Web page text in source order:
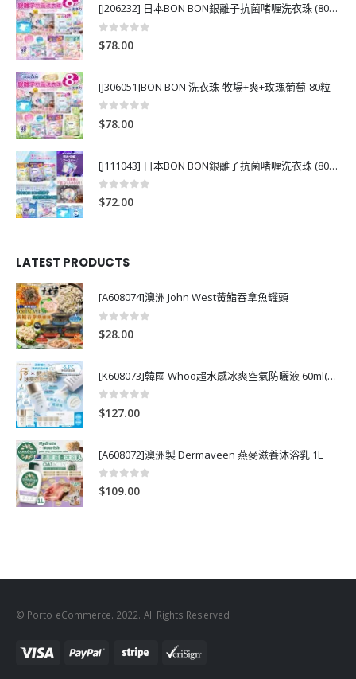
[J206232] 日本BON BON銀離子抗菌啫喱洗衣珠 (80粒)
0
$78.00
[J306051]BON BON 洗衣珠-牧場+爽+玫瑰葡萄-80粒
0
$78.00
[J111043] 日本BON BON銀離子抗菌啫喱洗衣珠 (80粒)
0out of 5
$72.00
LATEST PRODUCTS
[A608074]澳洲 John West黃鮨吞拿魚罐頭
0
$28.00
[K608073]韓國 Whoo超水感冰爽空氣防曬液 60ml(送13ml*4支)
0
$127.00
[A608072]澳洲製 Dermaveen 燕麥滋養沐浴乳 1L
0 out of 5
$109.00
© Porto eCommerce. 2022. All Rights Reserved